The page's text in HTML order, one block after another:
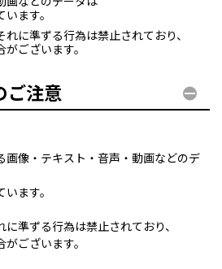
ます。
に準ずる行為は禁止されており、
ございます。
ご注意
画像・テキスト・音声・動画などのデ
ます。
準ずる行為は禁止されており、
ございます。